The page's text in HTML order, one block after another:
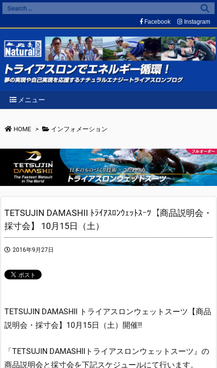
メニュー
Facebook Instagram
HOME > インフォメーション
TETSUJIN DAMASHII ﾄﾗｲｱｽﾛﾝｳｪｯﾄｽｰﾂ【商品説明会・
採寸会】 10月15日（土）
2016年9月27日
TETSUJIN DAMASHII トライアスロンウェットスーツ【商品
説明会・採寸会】10月15日（土）開催!!
「TETSUJIN DAMASHIIトライアスロンウェットスーツ』の
商品説明会と採寸会を下記スケジュールにて行います。